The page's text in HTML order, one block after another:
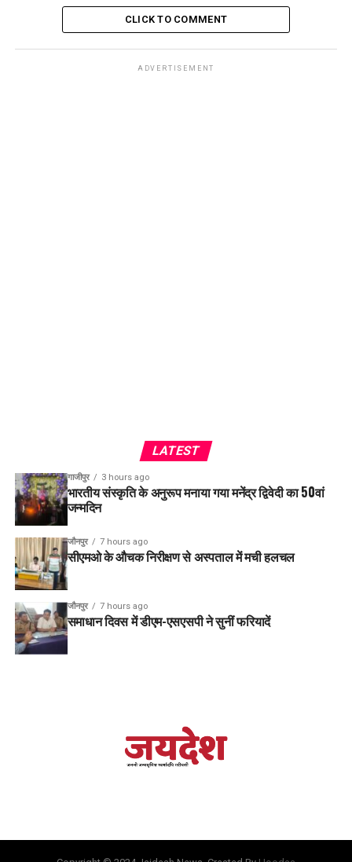
बाबा विश्वनाथ का प्रसाद व पुस्तिका वितरण किया गया जिसमें जिला सह
CLICK TO COMMENT
ADVERTISEMENT
LATEST
गाजीपुर 3 hours ago
भारतीय संस्कृति के अनुरूप मनाया गया मनेंद्र द्विवेदी का 50वां
जन्मदिन
जौनपुर 7 hours ago
सीएमओ के औचक निरीक्षण से अस्पताल में मची हलचल
जौनपुर 7 hours ago
समाधान दिवस में डीएम-एसएसपी ने सुनीं फरियादें